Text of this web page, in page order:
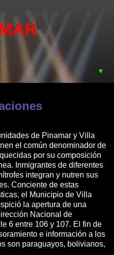
▼
de Pinamar y Villa
el común denominador de
por su composición
Inmigrantes de diferentes
integran y nutren sus
Conciente de estas
el Municipio de Villa
la apertura de una
Nacional de
6 entre 106 y 107. El fin de
e información a los
son paraguayos, bolivianos,